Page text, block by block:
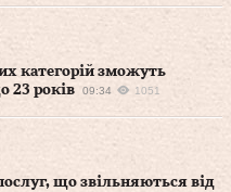
категорій зможуть
23 років
09:34 1051
що звільняються від